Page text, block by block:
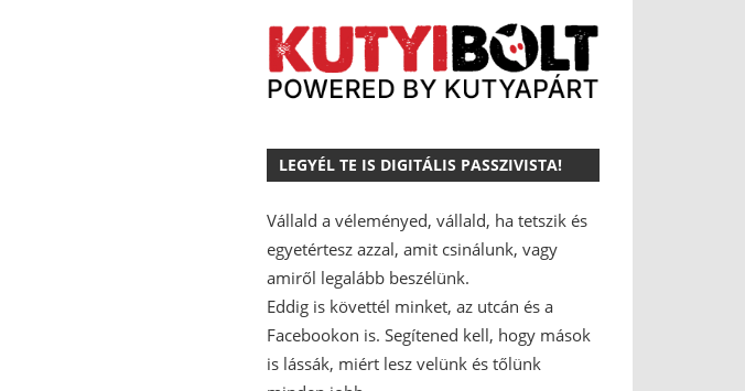
LEGYÉL TE IS DIGITÁLIS PASSZIVISTA!
Vállald a véleményed, vállald, ha tetszik és
egyetértesz azzal, amit csinálunk, vagy
amiről legalább beszélünk.
Eddig is követtél minket, az utcán és a
Facebookon is. Segítened kell, hogy mások
is lássák, miért lesz velünk és tőlünk